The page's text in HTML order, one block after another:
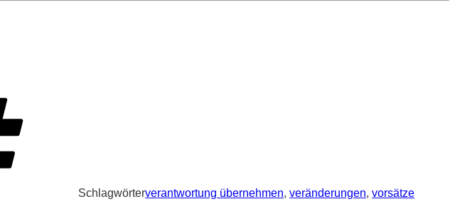
Schlagwörterverantwortung übernehmen, veränderungen, vorsätze